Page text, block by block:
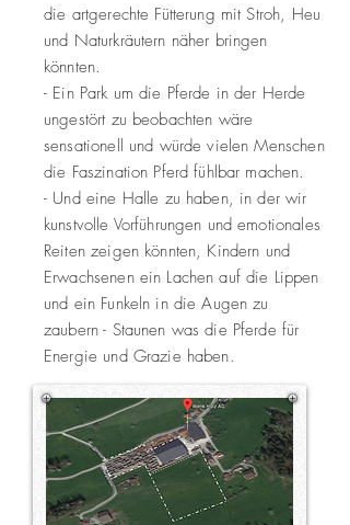
die artgerechte Fütterung mit Stroh, Heu
und Naturkräutern näher bringen
könnten.
- Ein Park um die Pferde in der Herde
ungestört zu beobachten wäre
sensationell und würde vielen Menschen
die Faszination Pferd fühlbar machen.
- Und eine Halle zu haben, in der wir
kunstvolle Vorführungen und emotionales
Reiten zeigen könnten, Kindern und
Erwachsenen ein Lachen auf die Lippen
und ein Funkeln in die Augen zu
zaubern - Staunen was die Pferde für
Energie und Grazie haben.